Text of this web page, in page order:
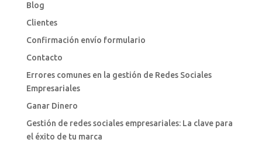
Blog
Clientes
Confirmación envío formulario
Contacto
Errores comunes en la gestión de Redes Sociales
Empresariales
Ganar Dinero
Gestión de redes sociales empresariales: La clave para
el éxito de tu marca